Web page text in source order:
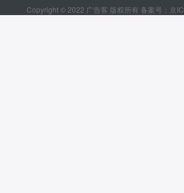
Copyright © 2022 广告客 版权所有 备案号： 京